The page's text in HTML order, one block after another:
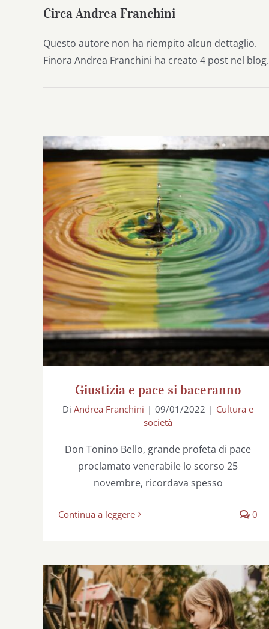
Circa Andrea Franchini
Questo autore non ha riempito alcun dettaglio.
Finora Andrea Franchini ha creato 4 post nel blog.
Giustizia e pace si baceranno
Giustizia e pace si baceranno
Di Andrea Franchini | 09/01/2022 | Cultura e
società
Don Tonino Bello, grande profeta di pace
proclamato venerabile lo scorso 25
novembre, ricordava spesso
Continua a leggere 0